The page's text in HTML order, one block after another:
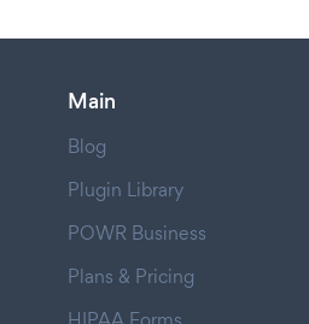
Main
Blog
Plugin Library
POWR Business
Plans & Pricing